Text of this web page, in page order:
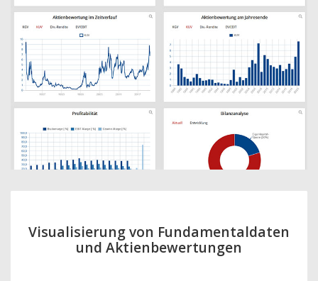
Visualisierung von Fundamentaldaten
und Aktienbewertungen